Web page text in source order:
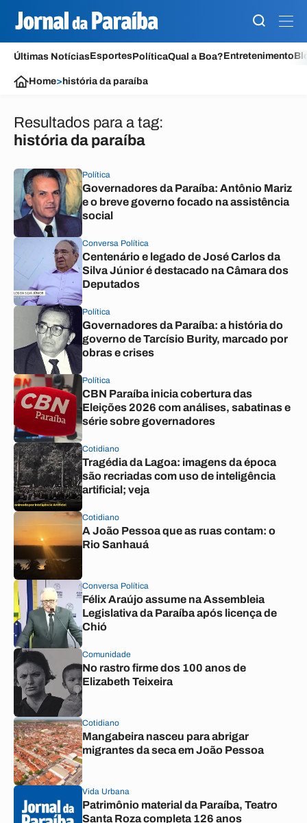
Últimas NotíciasEsportesPolíticaQual a Boa?Entretenimento
Home> história da paraíba
Resultados para a tag:
história da paraíba
Política
Governadores da Paraíba: Antônio Mariz
e o breve governo focado na assistência
social
Conversa Política
Centenário e legado de José Carlos da
Silva Júnior é destacado na Câmara dos
Deputados
Política
Governadores da Paraíba: a história do
governo de Tarcísio Burity, marcado por
obras e crises
Política
CBN Paraíba inicia cobertura das
Eleições 2026 com análises, sabatinas e
série sobre governadores
Cotidiano
Tragédia da Lagoa: imagens da época
são recriadas com uso de inteligência
artificial; veja
Cotidiano
A João Pessoa que as ruas contam: o
Rio Sanhauá
Conversa Política
Félix Araújo assume na Assembleia
Legislativa da Paraíba após licença de
Chió
Comunidade
No rastro firme dos 100 anos de
Elizabeth Teixeira
Cotidiano
Mangabeira nasceu para abrigar
migrantes da seca em João Pessoa
Vida Urbana
Patrimônio material da Paraíba, Teatro
Santa Roza completa 126 anos